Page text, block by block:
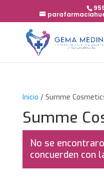
Inicio / Summe
Summe
No se
concuerden con